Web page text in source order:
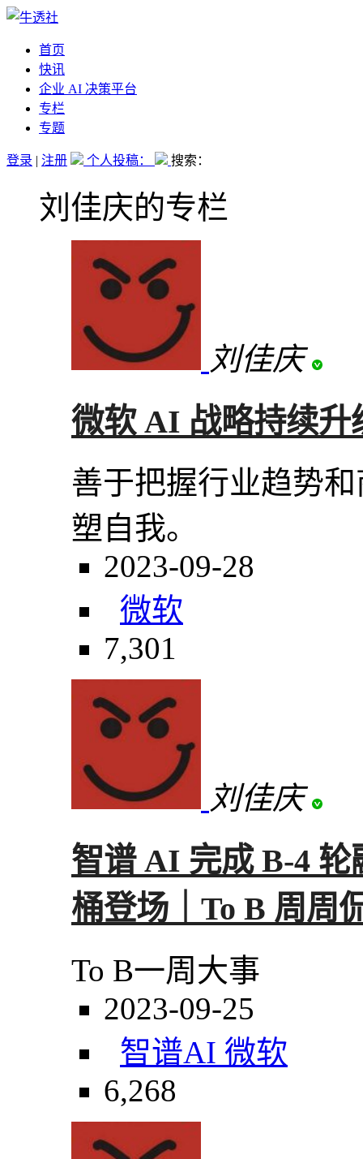
首页
快讯
企业 AI 决策平台
专栏
专题
登录 | 注册 个人投稿： 搜索：
刘佳庆的专栏
刘佳庆
微软 AI 战略持续升
善于把握行业趋势
塑自我。
2023-09-28
微软
7,301
刘佳庆
智谱 AI 完成 B-4 轮
桶登场｜To B 周周
To B一周大事
2023-09-25
智谱AI 微软
6,268